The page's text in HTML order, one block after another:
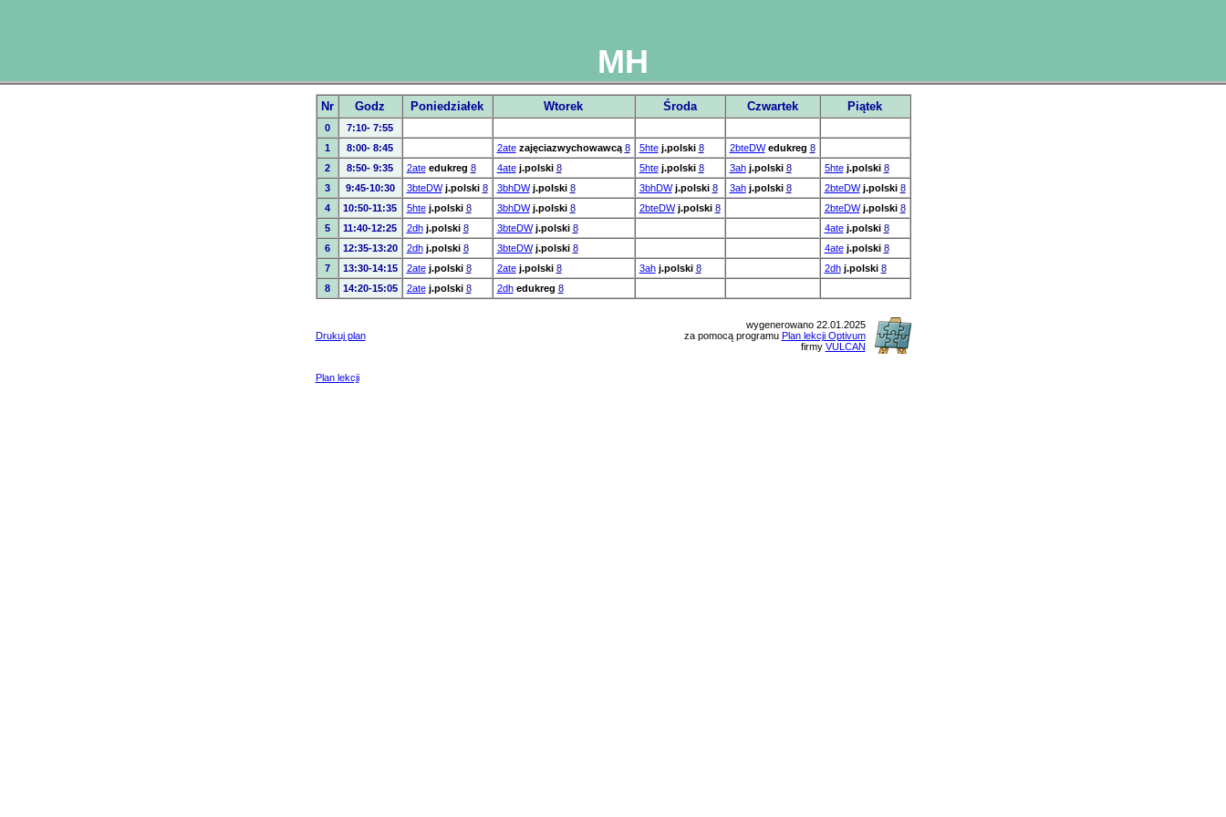
MH
Nr Godz Poniedziałek Wtorek Środa Czwartek Piątek
0
7:10- 7:55
1
8:00- 8:45 2ate zajęciazwychowawcą 8 5hte j.polski 8 2bteDW edukreg 8
2
8:50- 9:35 2ate edukreg 8 4ate j.polski 8 5hte j.polski 8 3ah j.polski 8 5hte j.polski 8
3
9:45-10:30 3bteDW j.polski 8 3bhDW j.polski 8 3bhDW j.polski 8 3ah j.polski 8 2bteDW j.polski 8
4
10:50-11:35 5hte j.polski 8 3bhDW j.polski 8 2bteDW j.polski 8 2bteDW j.polski 8
5
11:40-12:25 2dh j.polski 8 3bteDW j.polski 8 4ate j.polski 8
6
12:35-13:20 2dh j.polski 8 3bteDW j.polski 8 4ate j.polski 8
7
13:30-14:15 2ate j.polski 8 2ate j.polski 8 3ah j.polski 8 2dh j.polski 8
8
14:20-15:05 2ate j.polski 8 2dh edukreg 8
Drukuj plan
wygenerowano 22.01.2025
za pomocą programu Plan lekcji Optivum
firmy VULCAN
Plan lekcji